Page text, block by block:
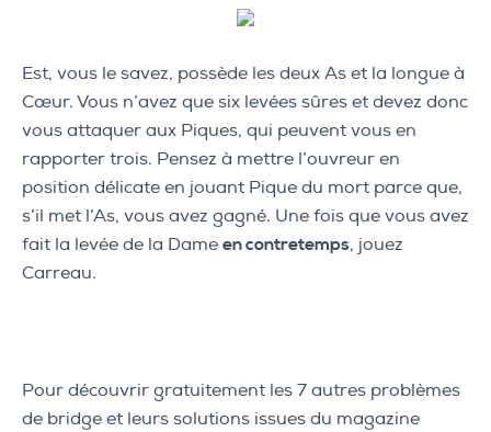
Est, vous le savez, possède les deux As et la longue à
Cœur. Vous n’avez que six levées sûres et devez donc
vous attaquer aux Piques, qui peuvent vous en
rapporter trois. Pensez à mettre l’ouvreur en
position délicate en jouant Pique du mort parce que,
s’il met l’As, vous avez gagné. Une fois que vous avez
fait la levée de la Dame en contretemps, jouez
Carreau.
Pour découvrir gratuitement les 7 autres problèmes
de bridge et leurs solutions issues du magazine